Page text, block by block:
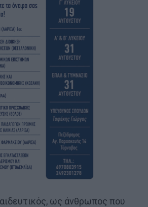
ως άνθρωπος που